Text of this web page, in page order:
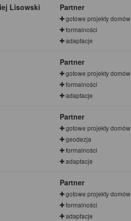
Lisowski
Partner
gotowe projekty domów
formalności
adaptacje
Partner
gotowe projekty domów
formalności
adaptacje
Partner
gotowe projekty domów
geodezja
formalności
adaptacje
Partner
gotowe projekty domów
formalności
adaptacje